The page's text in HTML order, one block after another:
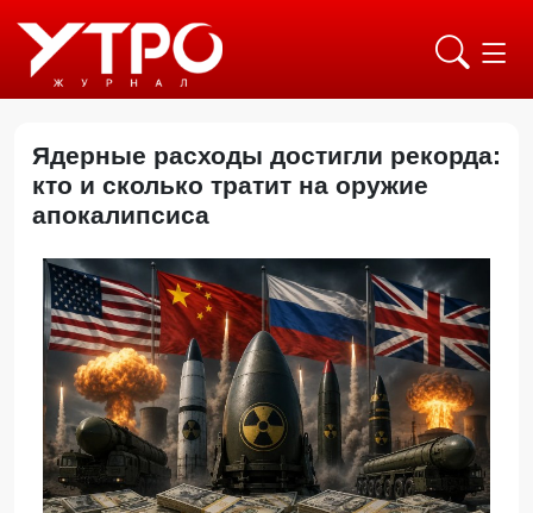
Ядерные расходы достигли рекорда:
кто и сколько тратит на оружие
апокалипсиса